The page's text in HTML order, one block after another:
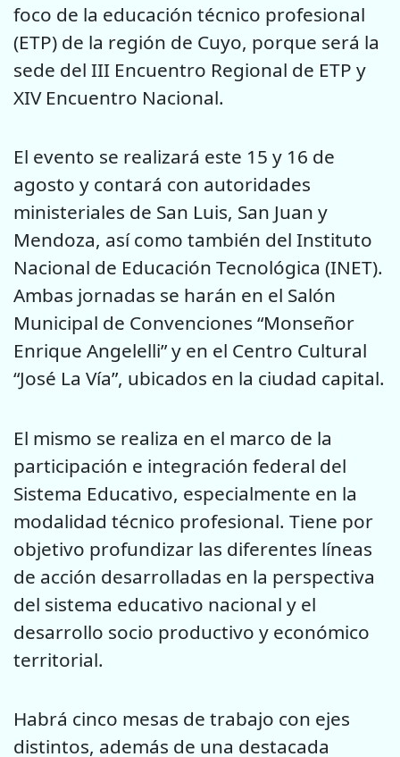
foco de la educación técnico profesional
(ETP) de la región de Cuyo, porque será la
sede del III Encuentro Regional de ETP y
XIV Encuentro Nacional.
El evento se realizará este 15 y 16 de
agosto y contará con autoridades
ministeriales de San Luis, San Juan y
Mendoza, así como también del Instituto
Nacional de Educación Tecnológica (INET).
Ambas jornadas se harán en el Salón
Municipal de Convenciones “Monseñor
Enrique Angelelli” y en el Centro Cultural
“José La Vía”, ubicados en la ciudad capital.
El mismo se realiza en el marco de la
participación e integración federal del
Sistema Educativo, especialmente en la
modalidad técnico profesional. Tiene por
objetivo profundizar las diferentes líneas
de acción desarrolladas en la perspectiva
del sistema educativo nacional y el
desarrollo socio productivo y económico
territorial.
Habrá cinco mesas de trabajo con ejes
distintos, además de una destacada